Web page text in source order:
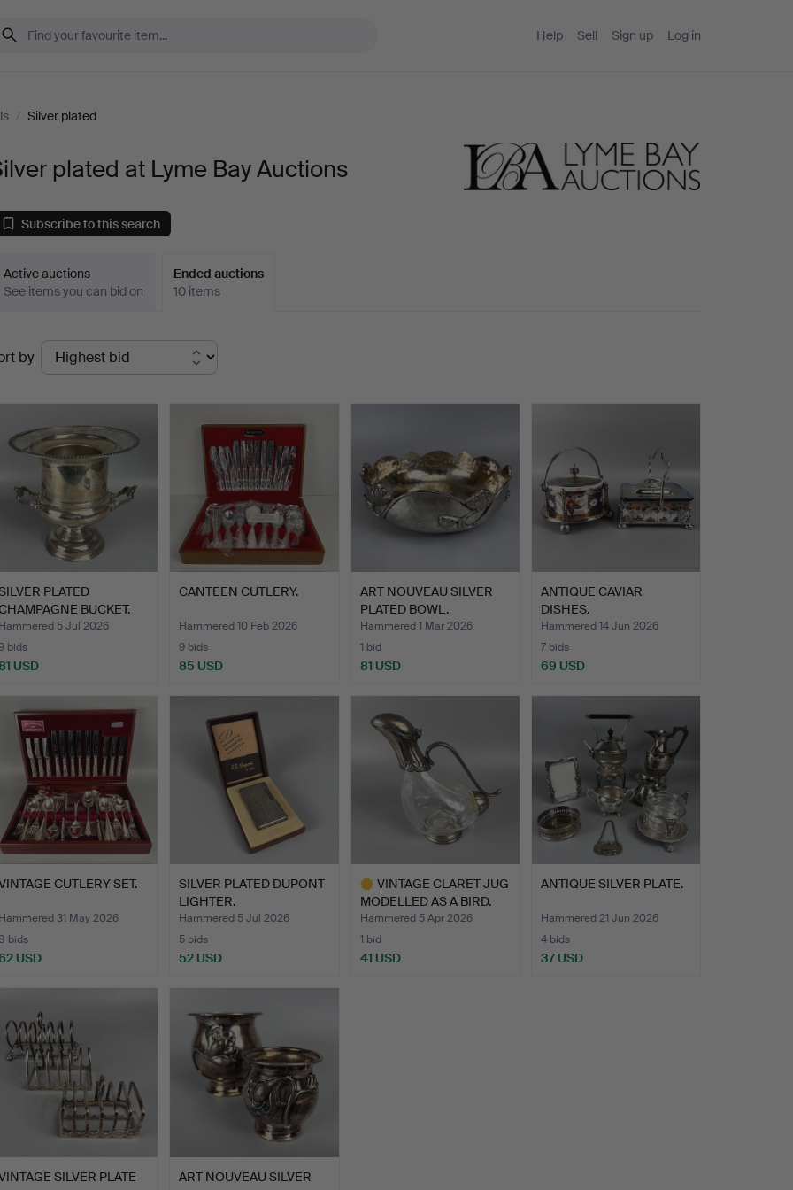
Help Sell Sign up Log in
/ Silver plated
plated at Lyme Bay Auctions
Subscribe to this search
Active auctions
See items you can bid on
Ended auctions
10 items
by
PLATED
BUCKET.
5 Jul 2026
bids
USD
CANTEEN CUTLERY.
Hammered 10 Feb 2026
9 bids
85 USD
ART NOUVEAU SILVER
PLATED BOWL.
Hammered 1 Mar 2026
1 bid
81 USD
ANTIQUE CAVIAR
DISHES.
Hammered 14 Jun 2026
7 bids
69 USD
CUTLERY SET.
31 May 2026
bids
USD
SILVER PLATED DUPONT
LIGHTER.
Hammered 5 Jul 2026
5 bids
52 USD
VINTAGE CLARET JUG
MODELLED AS A BIRD.
Hammered 5 Apr 2026
1 bid
41 USD
ANTIQUE SILVER PLATE.
Hammered 21 Jun 2026
4 bids
37 USD
SILVER PLATE
ART NOUVEAU SILVER